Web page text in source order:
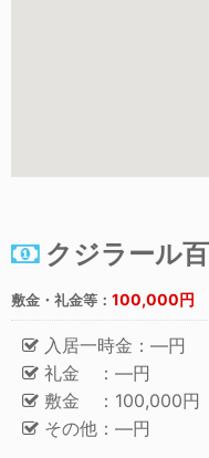
クジラール
敷金・礼金等： 100,000円
入居一時金：―円
礼金 ：―円
敷金 ：100,000円
その他：―円